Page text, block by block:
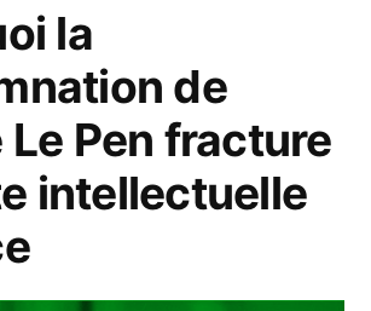
B224 »
la
de
Pen fracture
intellectuelle